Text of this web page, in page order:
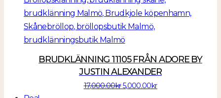
5,999.00kr.2,999.00kr.
BRUDKLÄNNING 11105 FRÅN ADORE BY
JUSTIN ALEXANDER
17,000.00krDet
5,000.00krDet